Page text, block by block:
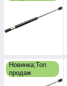
Новинка;Топ
продаж